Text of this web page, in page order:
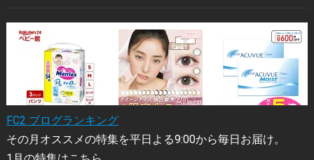
FC2 ブログランキング
その月オススメの特集を平日よる9:00から毎日お届け。